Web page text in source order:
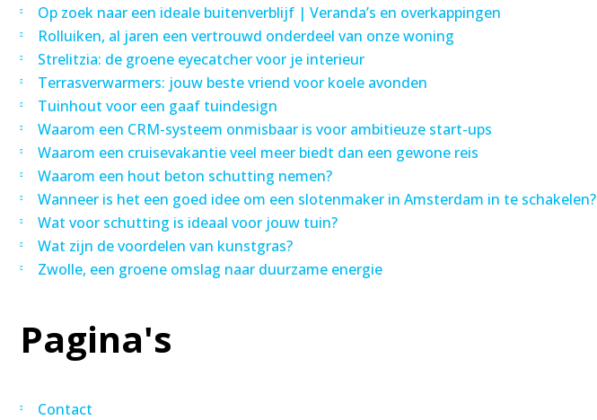
Op zoek naar een ideale buitenverblijf | Veranda’s en overkappingen
Rolluiken, al jaren een vertrouwd onderdeel van onze woning
Strelitzia: de groene eyecatcher voor je interieur
Terrasverwarmers: jouw beste vriend voor koele avonden
Tuinhout voor een gaaf tuindesign
Waarom een CRM-systeem onmisbaar is voor ambitieuze start-ups
Waarom een cruisevakantie veel meer biedt dan een gewone reis
Waarom een hout beton schutting nemen?
Wanneer is het een goed idee om een slotenmaker in Amsterdam in te schakelen?
Wat voor schutting is ideaal voor jouw tuin?
Wat zijn de voordelen van kunstgras?
Zwolle, een groene omslag naar duurzame energie
Pagina's
Contact